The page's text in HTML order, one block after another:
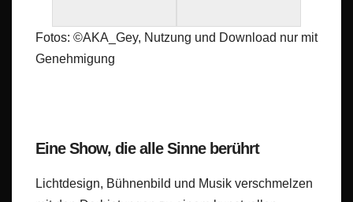
Fotos: ©AKA_Gey, Nutzung und Download nur mit
Genehmigung
Eine Show, die alle Sinne berührt
Lichtdesign, Bühnenbild und Musik verschmelzen